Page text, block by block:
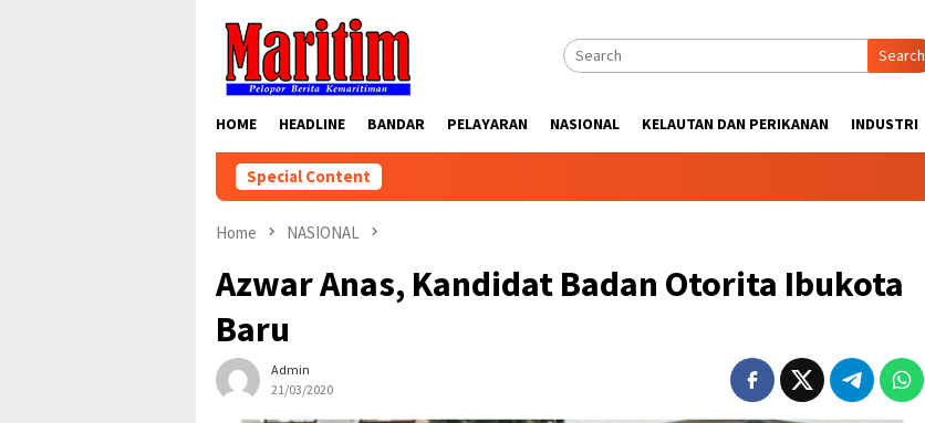
content
Search
HOME HEADLINE BANDAR PELAYARAN NASIONAL KELAUTAN DAN PERIKANAN INDUSTRI
Special Content
Home NASIONAL
Azwar Anas, Kandidat Badan Otorita Ibukota
Baru
Admin
21/03/2020